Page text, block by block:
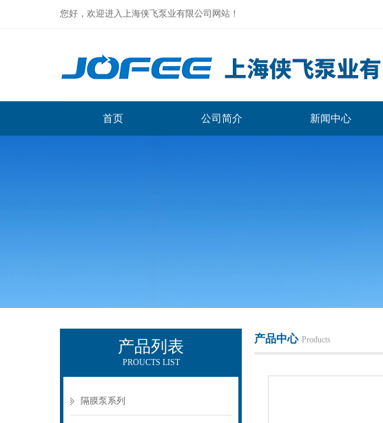
您好，欢迎进入上海侠飞泵业有限公司网站！
首页 公司简介 新闻中心
产品列表
PROUCTS LIST
隔膜泵系列
产品中心 Products